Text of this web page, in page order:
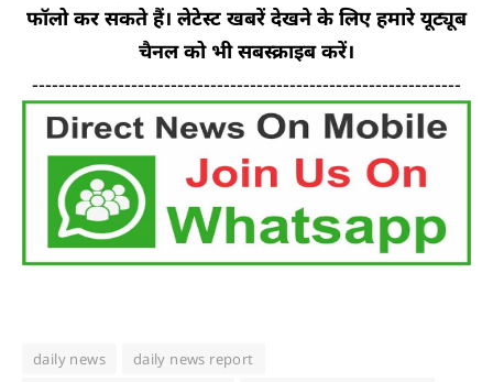
फॉलो कर सकते हैं। लेटेस्ट खबरें देखने के लिए हमारे यूट्यूब
चैनल को भी सबस्क्राइब करें।
-----------------------------------------------------------------
daily news
daily news report